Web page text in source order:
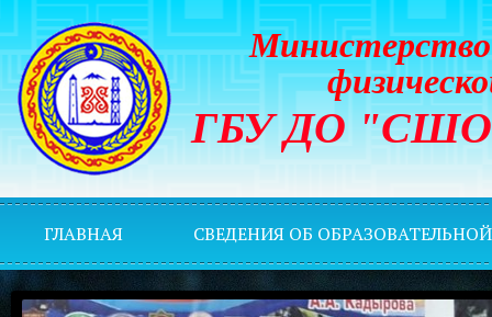
Министерство
ГБУ ДО "СШОР
ГЛАВНАЯ СВЕДЕНИЯ ОБ